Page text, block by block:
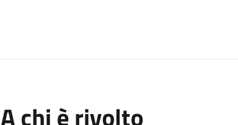
A chi è rivolto